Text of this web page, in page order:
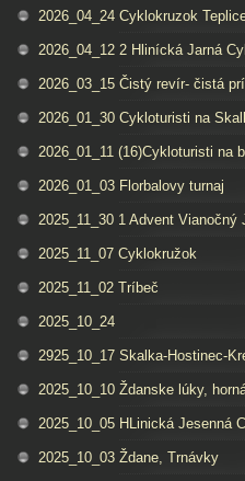
2026_04_24 Cyklokruzok
2026_04_12 2 Hlinícká Jarná
2026_03_15 Čistý revír- čistá
2026_01_30 Cykloturisti na
2026_01_11 (16)Cykloturisti na
2026_01_03 Florbalovy turnaj
2025_11_30 1 Advent Vianočný
2025_11_07 Cyklokružok
2025_11_02 Tríbeč
2025_10_24
2925_10_17 Skalka-Hostinec-
2025_10_10 Ždanske lúky,
2025_10_05 HLinická Jesenná
2025_10_03 Ždane, Trnávky